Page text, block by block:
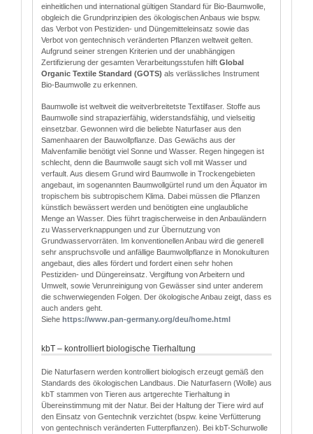
einheitlichen und international gültigen Standard für Bio-Baumwolle,
obgleich die Grundprinzipien des ökologischen Anbaus wie bspw.
das Verbot von Pestiziden- und Düngemitteleinsatz sowie das
Verbot von gentechnisch veränderten Pflanzen weltweit gelten.
Aufgrund seiner strengen Kriterien und der unabhängigen
Zertifizierung der gesamten Verarbeitungsstufen hilft Global
Organic Textile Standard (GOTS) als verlässliches Instrument
Bio-Baumwolle zu erkennen.
Baumwolle ist weltweit die weitverbreitetste Textilfaser. Stoffe aus
Baumwolle sind strapazierfähig, widerstandsfähig, und vielseitig
einsetzbar. Gewonnen wird die beliebte Naturfaser aus den
Samenhaaren der Bauwollpflanze. Das Gewächs aus der
Malvenfamilie benötigt viel Sonne und Wasser. Regen hingegen ist
schlecht, denn die Baumwolle saugt sich voll mit Wasser und
verfault. Aus diesem Grund wird Baumwolle in Trockengebieten
angebaut, im sogenannten Baumwollgürtel rund um den Äquator im
tropischem bis subtropischem Klima. Dabei müssen die Pflanzen
künstlich bewässert werden und benötigten eine unglaubliche
Menge an Wasser. Dies führt tragischerweise in den Anbauländern
zu Wasserverknappungen und zur Übernutzung von
Grundwasservorräten. Im konventionellen Anbau wird die generell
sehr anspruchsvolle und anfällige Baumwollpflanze in Monokulturen
angebaut, dies alles fördert und fordert einen sehr hohen
Pestiziden- und Düngereinsatz. Vergiftung von Arbeitern und
Umwelt, sowie Verunreinigung von Gewässer sind unter anderem
die schwerwiegenden Folgen. Der ökologische Anbau zeigt, dass es
auch anders geht.
Siehe https://www.pan-germany.org/deu/home.html
kbT – kontrolliert biologische Tierhaltung
Die Naturfasern werden kontrolliert biologisch erzeugt gemäß den
Standards des ökologischen Landbaus. Die Naturfasern (Wolle) aus
kbT stammen von Tieren aus artgerechte Tierhaltung in
Übereinstimmung mit der Natur. Bei der Haltung der Tiere wird auf
den Einsatz von Gentechnik verzichtet (bspw. keine Verfütterung
von gentechnisch veränderten Futterpflanzen). Bei kbT-Schurwolle